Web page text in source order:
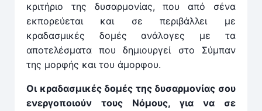
κριτήριο της δυσαρμονίας, που από σένα
εκπορεύεται και σε περιβάλλει με
κραδασμικές δομές ανάλογες με τα
αποτελέσματα που δημιουργεί στο Σύμπαν
της μορφής και του άμορφου.
Οι κραδασμικές δομές της δυσαρμονίας σου
ενεργοποιούν τους Νόμους, για να σε